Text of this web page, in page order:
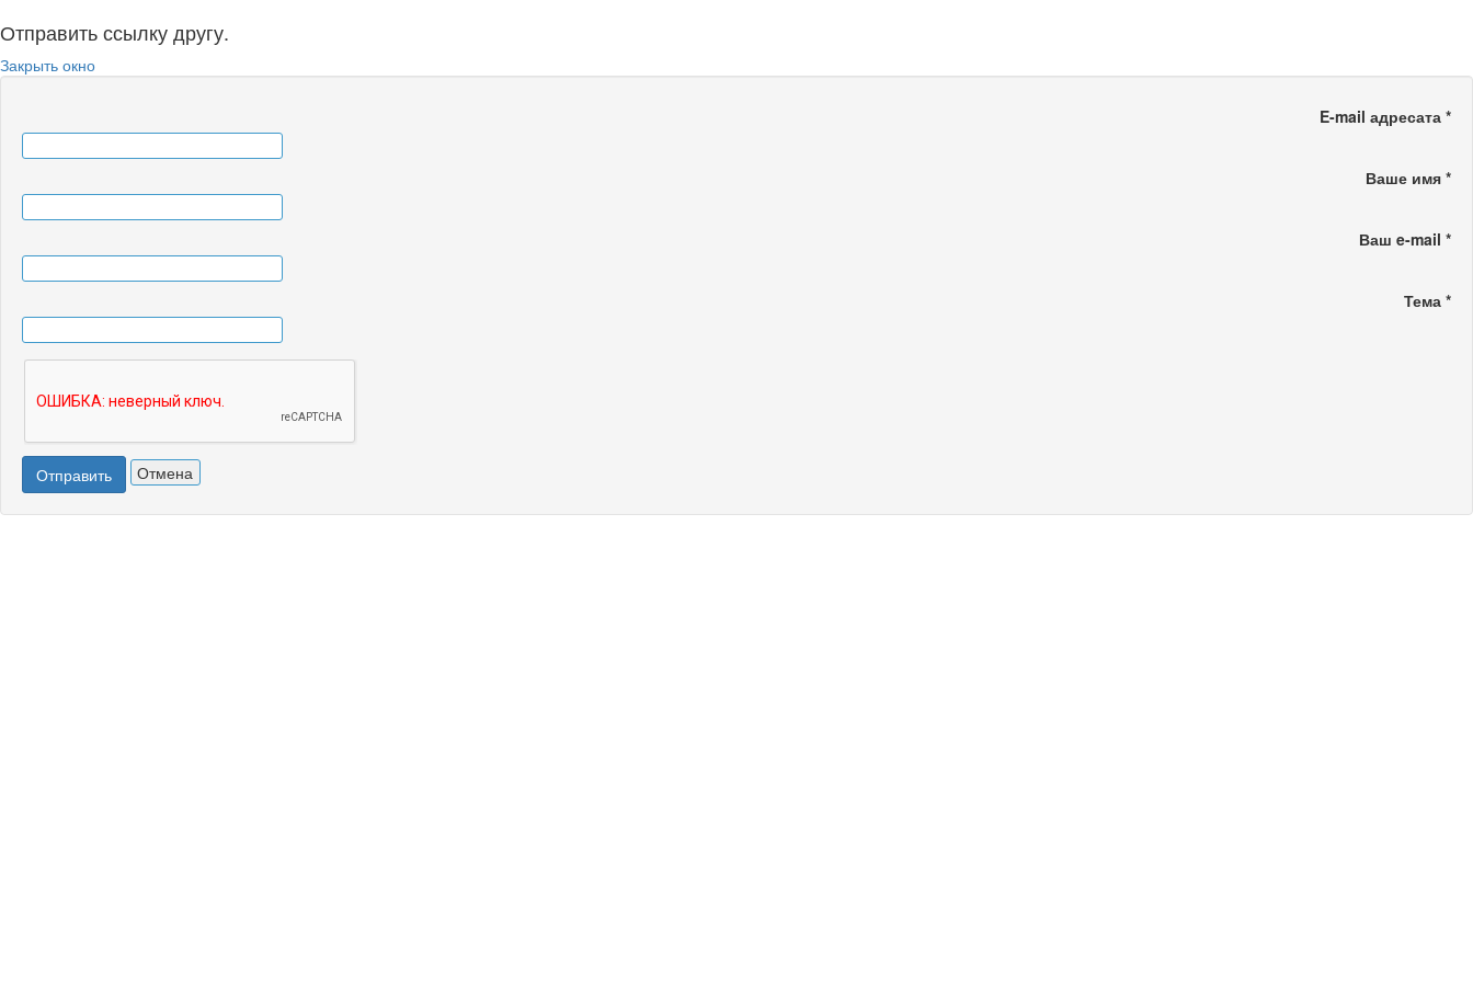
Отправить ссылку другу.
Закрыть окно
E-mail адресата *
Ваше имя *
Ваш e-mail *
Тема *
Отправить Отмена